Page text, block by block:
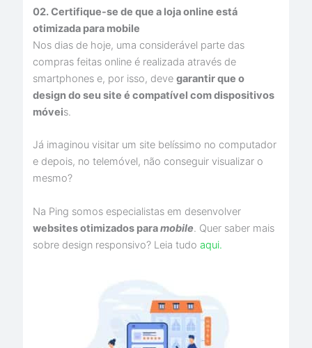
02. Certifique-se de que a loja online está
otimizada para mobile
Nos dias de hoje, uma considerável parte das
compras feitas online é realizada através de
smartphones e, por isso, devegarantir que o
design do seu site é compatível com dispositivos
móveis.
Já imaginou visitar um site belíssimo no computador
e depois, no telemóvel, não conseguir visualizar o
mesmo?
Na Ping somos especialistas em desenvolver
websites otimizados paramobile. Quer saber mais
sobre design responsivo? Leia tudoaqui.